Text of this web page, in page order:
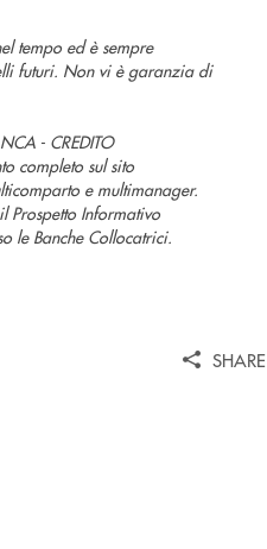
tempo ed è sempre
futuri. Non vi è garanzia di
- CREDITO
completo sul sito
e multimanager.
Prospetto Informativo
le Banche Collocatrici.
SHARE